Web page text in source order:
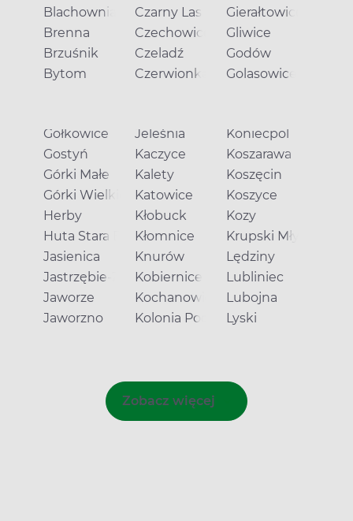
Blachownia
Brenna
Brzuśnik
Bytom
Czarny Las
Czechowice-Dziedzice
Czeladź
Czerwionka-Leszczyny
Gierałtowice
Gliwice
Godów
Golasowice
Gołkowice
Gostyń
Górki Małe
Górki Wielkie
Herby
Huta Stara B
Jasienica
Jastrzębie-Zdrój
Jaworze
Jaworzno
Jeleśnia
Kaczyce
Kalety
Katowice
Kłobuck
Kłomnice
Knurów
Kobiernice
Kochanowice
Kolonia Poczesna
Koniecpol
Koszarawa
Koszęcin
Koszyce
Kozy
Krupski Młyn
Lędziny
Lubliniec
Lubojna
Lyski
Zobacz więcej